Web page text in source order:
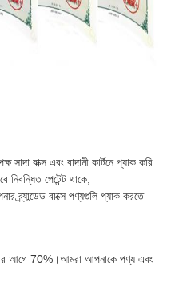
বাক্স এবং বাদামী কার্টনে প্যাক করি
নিবন্ধিত পেটেন্ট থাকে,
ব্র্যান্ডেড বাক্সে পণ্যগুলি প্যাক করতে
আগে 70%।আমরা আপনাকে পণ্য এবং